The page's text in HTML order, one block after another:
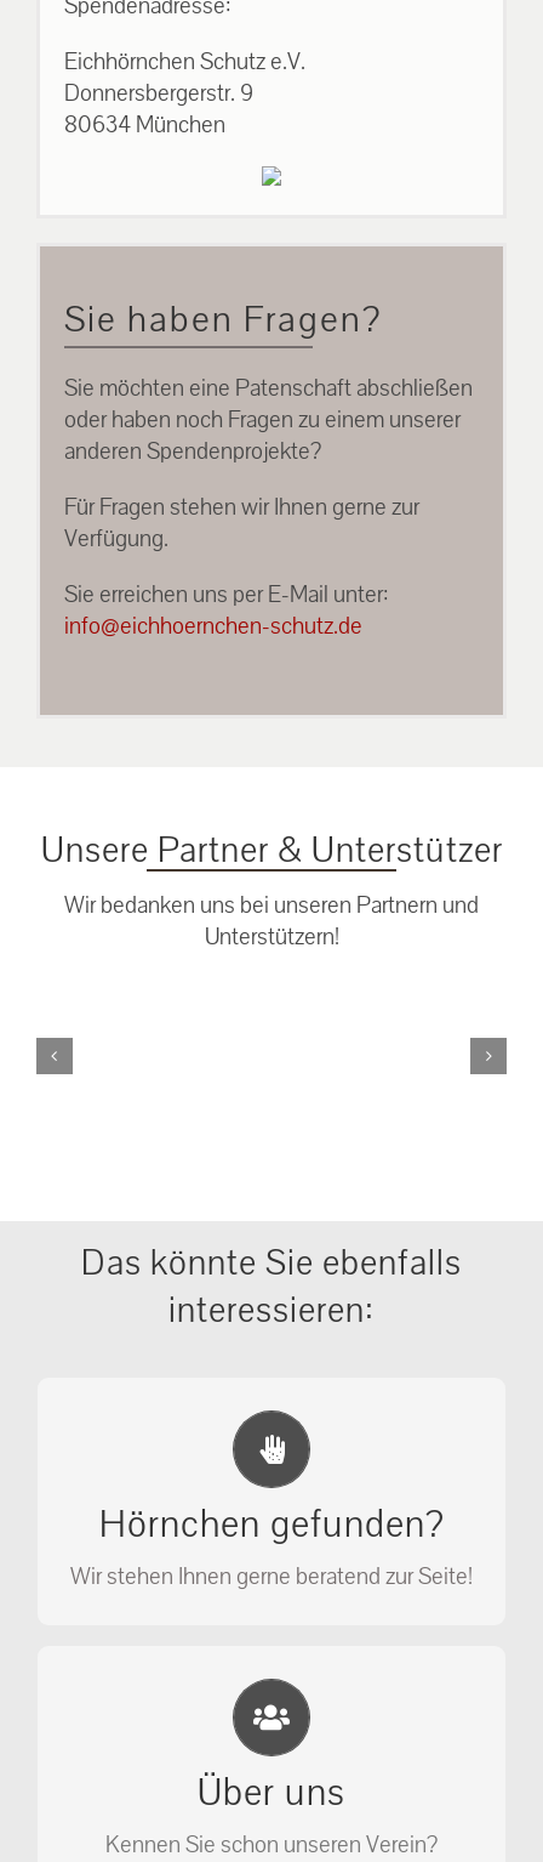
Eichhörnchen Schutz e.V.
Donnersbergerstr. 9
80634 München
Sie haben Fragen?
Sie möchten eine Patenschaft abschließen
oder haben noch Fragen zu einem unserer
anderen Spendenprojekte?
Für Fragen stehen wir Ihnen gerne zur
Verfügung.
Sie erreichen uns per E-Mail unter:
info@eichhoernchen-schutz.de
Unsere Partner & Unterstützer
Wir bedanken uns bei unseren Partnern und
Unterstützern!
Das könnte Sie ebenfalls
interessieren:
Hörnchen gefunden?
Wir stehen Ihnen gerne beratend zur Seite!
Erste Hilfe Maßnahmen
Ihr Anruf kann Leben retten!
Über uns
Kennen Sie schon unseren Verein?
Eichhörnchen Schutz e.V.
Wir sehen nicht weg, wir retten!